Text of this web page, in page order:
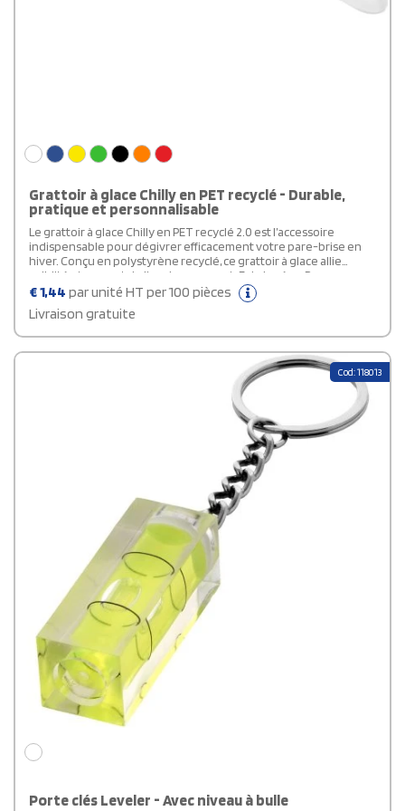
Grattoir à glace Chilly en PET recyclé - Durable,
pratique et personnalisable
Le grattoir à glace Chilly en PET recyclé 2.0 est l’accessoire
indispensable pour dégivrer efficacement votre pare-brise en
hiver. Conçu en polystyrène recyclé, ce grattoir à glace allie
solidité et respect de l’environnement. Fabriqué au Royaume-
Uni, ce grattoir à main pratique offre une large zone de
marquage, idéale pour y apposer votre logo ou message
publicitaire. Léger, ergonomique et durable, ce grattoir à glace
personnalisable constitue un objet promotionnel utile que vos
responsable et efficace pour vos campagnes d’hiver.
€1,44 par unité HT per 100 pièces
Livraison gratuite
Cod: 118013
Porte clés Leveler - Avec niveau à bulle